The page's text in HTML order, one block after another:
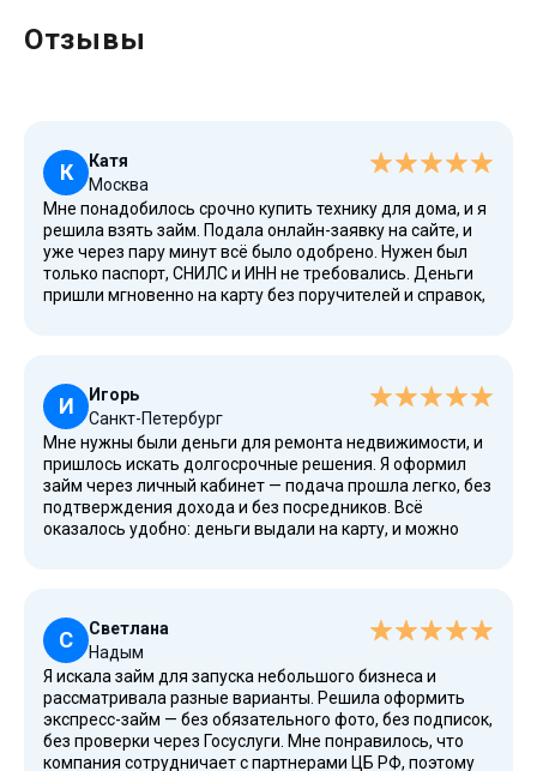
Отзывы
К
Катя
Москва
Мне понадобилось срочно купить технику для дома, и я
решила взять займ. Подала онлайн-заявку на сайте, и
уже через пару минут всё было одобрено. Нужен был
только паспорт, СНИЛС и ИНН не требовались. Деньги
пришли мгновенно на карту без поручителей и справок,
Условия оказались максимально выгодные, и я смогла
погасить займ досрочно. Это реально проверено
временем и является одним из самых надежных
вариантов в России. Многие люди ищут похожие
решения, и у меня теперь есть уверенность, что в
ближайшие месяцы проблем не возникнет.
И
Игорь
Санкт-Петербург
Мне нужны были деньги для ремонта недвижимости, и
пришлось искать долгосрочные решения. Я оформил
займ через личный кабинет — подача прошла легко, без
подтверждения дохода и без посредников. Всё
оказалось удобно: деньги выдали на карту, и можно
платежами. Очень понравилась возможность
рефинансирования и отслеживание новостей и статей
на сайте. Я сравнил условия и убедился, что это лучшие
и действительно выгодные предложения для любого
возраста и даже для пенсионеров или безработных. А
главное — всё доступно круглосуточно.
С
Светлана
Надым
Я искала займ для запуска небольшого бизнеса и
рассматривала разные варианты. Решила оформить
экспресс-займ — без обязательного фото, без подписок,
без проверки через Госуслуги. Мне понравилось, что
компания сотрудничает с партнерами ЦБ РФ, поэтому